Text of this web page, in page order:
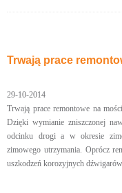
Trwają prace
29-10-2014
Trwają prace remontowe na
Dzięki wymianie zniszczonej
odcinku drogi a w okresie
zimowego utrzymania. Oprócz
uszkodzeń korozyjnych